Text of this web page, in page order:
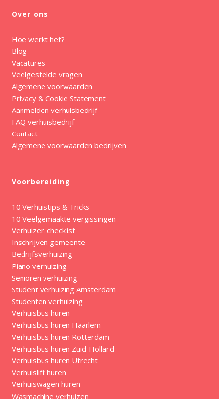
Over ons
Hoe werkt het?
Blog
Vacatures
Veelgestelde vragen
Algemene voorwaarden
Privacy & Cookie Statement
Aanmelden verhuisbedrijf
FAQ verhuisbedrijf
Contact
Algemene voorwaarden bedrijven
Voorbereiding
10 Verhuistips & Tricks
10 Veelgemaakte vergissingen
Verhuizen checklist
Inschrijven gemeente
Bedrijfsverhuizing
Piano verhuizing
Senioren verhuizing
Student verhuizing Amsterdam
Studenten verhuizing
Verhuisbus huren
Verhuisbus huren Haarlem
Verhuisbus huren Rotterdam
Verhuisbus huren Zuid-Holland
Verhuisbus huren Utrecht
Verhuislift huren
Verhuiswagen huren
Wasmachine verhuizen